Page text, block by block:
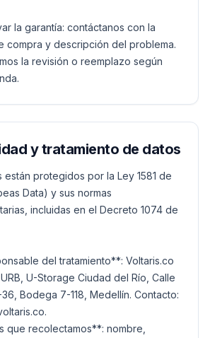
la garantía: contáctanos con la
compra y descripción del problema.
la revisión o reemplazo según
y tratamiento de datos
están protegidos por la Ley 1581 de
Data) y sus normas
incluidas en el Decreto 1074 de
del tratamiento**: Voltaris.co
U-Storage Ciudad del Río, Calle
Bodega 7-118, Medellín. Contacto:
que recolectamos**: nombre,